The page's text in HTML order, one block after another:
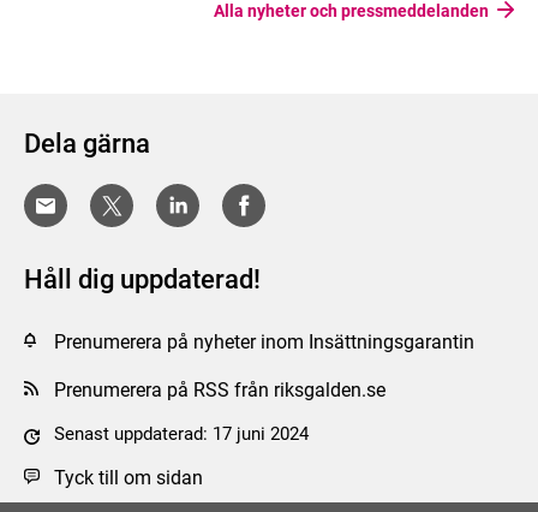
Alla nyheter och pressmeddelanden
Dela gärna
Håll dig uppdaterad!
Prenumerera på nyheter inom Insättningsgarantin
Prenumerera på RSS från riksgalden.se
Senast uppdaterad: 17 juni 2024
Tyck till om sidan